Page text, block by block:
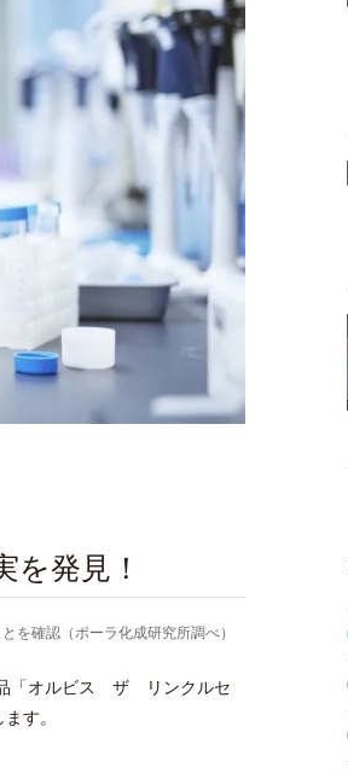
発見！
を確認（ポーラ化成研究所調べ）
品「オルビス ザ リンクルセ
す。